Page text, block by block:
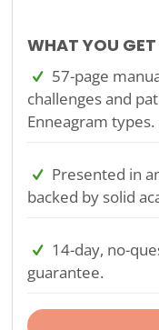
WHAT YOU GET
57-page
challenges and
Enneagram types.
Presented in
backed by solid
14-day, no-
guarantee.